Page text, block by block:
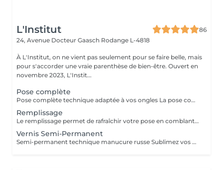
L'Institut
86
24, Avenue Docteur Gaasch Rodange L-4818
À L'Institut, on ne vient pas seulement pour se faire belle, mais
pour s'accorder une vraie parenthèse de bien-être. Ouvert en
novembre 2023, L'Instit...
Pose complète
Pose complète technique adaptée à vos ongles La pose complète permet de rallonger et restructurer vos ongles pour un résultat soigné, fin et naturel. Nous choisissons la technique la plus adaptée à vos ongles : chablon ou pop-it, selon leur forme et leur solidité. Inclut : préparation de l'ongle, extension, mise en forme, couleur ou finition au choix. Durée : environ 1h30
Remplissage
Le remplissage permet de rafraîchir votre pose en comblant la repousse naturelle de l'ongle, tout en redonnant forme, solidité et éclat à vos mains. Adapté pour les poses en gel ou acrygel déjà réalisées à l'institut (environ toutes les 3 à 4 semaines). Inclut : limage, ponçage, restructuration, couleur ou finition au choix. Durée : environ 1h30
Vernis Semi-Permanent
Semi-permanent technique manucure russe Sublimez vos ongles avec notre manucure russe, une technique professionnelle qui offre un résultat ultra-précis et durable. Cette prestation inclut : Soin complet des ongles et cuticules Limage et préparation minutieuse Application du semi-permanent pour un rendu net et élégant Résultat impeccable : la repousse n'est pas visible pendant 10 jours Durée : 45 minutes